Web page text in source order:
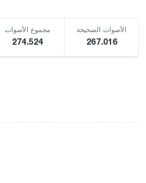
مجموع الأصوات
274.524
الأصوات الصحيحة
267.016